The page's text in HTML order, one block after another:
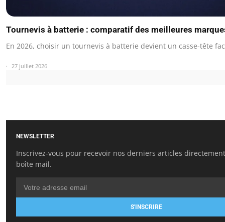
Tournevis à batterie : comparatif des meilleures
En 2026, choisir un tournevis à batterie devient un casse-tête
27 juillet 2026
NEWSLETTER
Inscrivez-vous pour recevoir nos derniers articles
boîte mail.
S'INSCRIRE